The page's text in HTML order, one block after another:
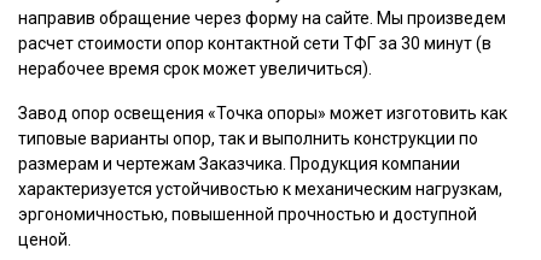
направив обращение через форму на сайте. Мы произведем
расчет стоимости опор контактной сети ТФГ за 30 минут (в
нерабочее время срок может увеличиться).
Завод опор освещения «Точка опоры» может изготовить как
типовые варианты опор, так и выполнить конструкции по
размерам и чертежам Заказчика. Продукция компании
характеризуется устойчивостью к механическим нагрузкам,
эргономичностью, повышенной прочностью и доступной
ценой.